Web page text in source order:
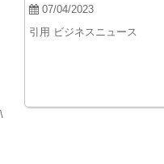
07/04/2023
引用 ビジネスニュース
\